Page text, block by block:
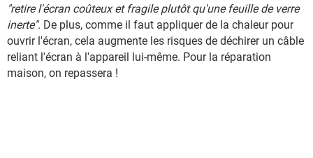
"retire l'écran coûteux et fragile plutôt qu'une feuille de verre
inerte". De plus, comme il faut appliquer de la chaleur pour
ouvrir l'écran, cela augmente les risques de déchirer un câble
reliant l'écran à l'appareil lui-même. Pour la réparation
maison, on repassera !